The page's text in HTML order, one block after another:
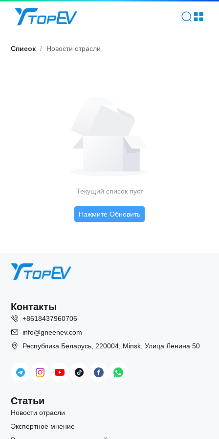
Список / Новости отрасли
Текущий список пуст
Нажмите Обновить
Контакты
+8618437960706
info@gneenev.com
Республика Беларусь, 220004, Minsk, Улица Ленина 50
Статьи
Новости отрасли
Экспертное мнение